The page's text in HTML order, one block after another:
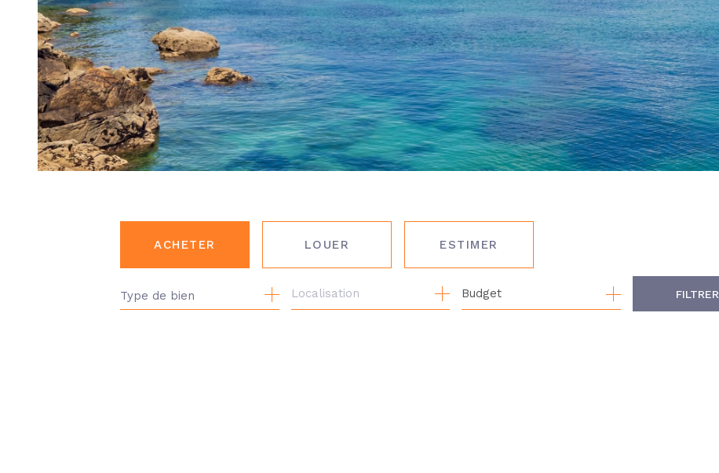
ACHETER
DE L'ANCIEN
LOUER
DE L'IMMO PRO
ESTIMER
Type de bien Budget FILTRER